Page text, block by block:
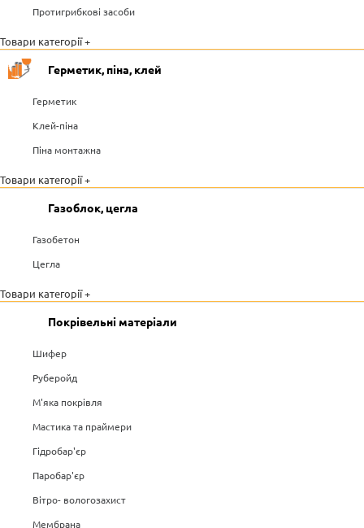
Протигрибкові засоби
Товари категорії +
Герметик, піна, клей
Герметик
Клей-піна
Піна монтажна
Товари категорії +
Газоблок, цегла
Газобетон
Цегла
Товари категорії +
Покрівельні матеріали
Шифер
Руберойд
М'яка покрівля
Мастика та праймери
Гідробар'єр
Паробар'єр
Вітро- вологозахист
Мембрана